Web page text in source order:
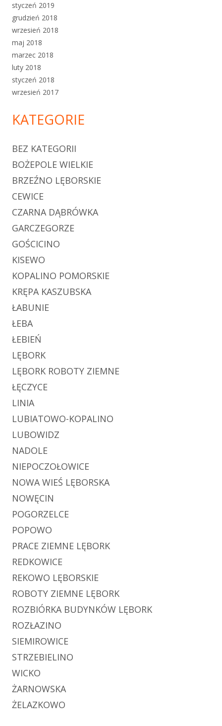
styczeń 2019
grudzień 2018
wrzesień 2018
maj 2018
marzec 2018
luty 2018
styczeń 2018
wrzesień 2017
KATEGORIE
BEZ KATEGORII
BOŻEPOLE WIELKIE
BRZEŹNO LĘBORSKIE
CEWICE
CZARNA DĄBRÓWKA
GARCZEGORZE
GOŚCICINO
KISEWO
KOPALINO POMORSKIE
KRĘPA KASZUBSKA
ŁABUNIE
ŁEBA
ŁEBIEŃ
LĘBORK
LĘBORK ROBOTY ZIEMNE
ŁĘCZYCE
LINIA
LUBIATOWO-KOPALINO
LUBOWIDZ
NADOLE
NIEPOCZOŁOWICE
NOWA WIEŚ LĘBORSKA
NOWĘCIN
POGORZELCE
POPOWO
PRACE ZIEMNE LĘBORK
REDKOWICE
REKOWO LĘBORSKIE
ROBOTY ZIEMNE LĘBORK
ROZBIÓRKA BUDYNKÓW LĘBORK
ROZŁAZINO
SIEMIROWICE
STRZEBIELINO
WICKO
ŻARNOWSKA
ŻELAZKOWO